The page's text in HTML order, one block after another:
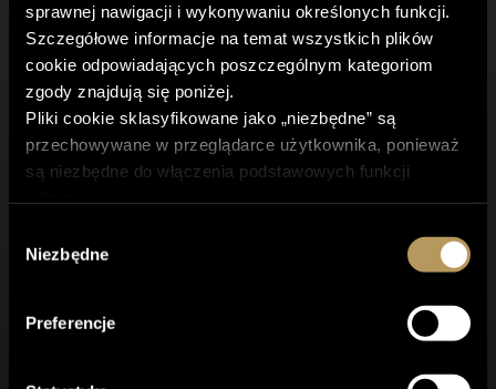
sprawnej nawigacji i wykonywaniu określonych funkcji.
Szczegółowe informacje na temat wszystkich plików
cookie odpowiadających poszczególnym kategoriom
zgody znajdują się poniżej.
Pliki cookie sklasyfikowane jako „niezbędne” są
przechowywane w przeglądarce użytkownika, ponieważ
są niezbędne do włączenia podstawowych funkcji
pomagają nam analizować sposób korzystania ze strony
przez użytkowników, a także przechowywać preferencje
użytkownika oraz dostarczać mu istotnych dla niego
treści i reklam. Tego typu pliki cookie będą
zgodą użytkownika.
zgody
Niezbędne
Preferencje
ul. Siedmiogrodzka 1/U13,
01-204 Warszawa
+(48) 500 743 973
+(48) 22 400 57 75
Godziny otwarcia
Sob. 9:00 – 18:00